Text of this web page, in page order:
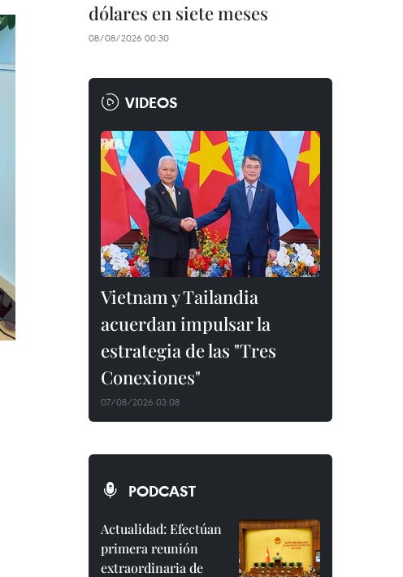
dólares en siete meses
08/08/2026 00:30
VIDEOS
Vietnam y Tailandia
acuerdan impulsar la
estrategia de las "Tres
Conexiones"
07/08/2026 03:08
PODCAST
Actualidad: Efectúan
primera reunión
extraordinaria de